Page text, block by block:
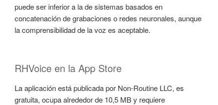
puede ser inferior a la de sistemas basados en
concatenación de grabaciones o redes neuronales, aunque
la comprensibilidad de la voz es aceptable.
RHVoice en la App Store
La aplicación está publicada por Non-Routine LLC, es
gratuita, ocupa alrededor de 10,5 MB y requiere